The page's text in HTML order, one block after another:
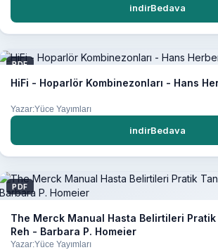
indirBedava
PDF
HiFi - Hoparlör Kombinezonları - Hans
Yazar:Yüce Yayımları
indirBedava
PDF
The Merck Manual Hasta Belirtileri Pratik
Reh - Barbara P. Homeier
Yazar:Yüce Yayımları